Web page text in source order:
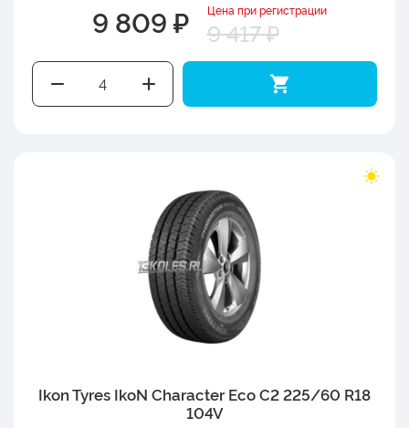
9 809 ₽ Цена при регистрации
9 417 ₽
Ikon Tyres IkoN Character Eco C2 225/60 R18
104V